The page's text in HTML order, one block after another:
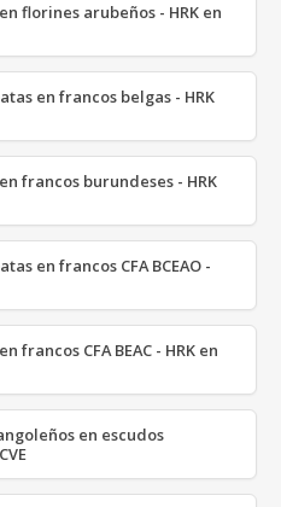
florines arubeños - HRK en
en francos belgas - HRK
francos burundeses - HRK
en francos CFA BCEAO -
francos CFA BEAC - HRK en
en escudos